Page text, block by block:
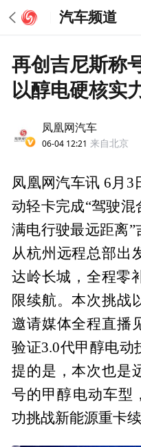
汽车频道
再创吉尼斯称
以醇电硬核实
凤凰网汽车
06-04 12:21 来自北京
凤凰网汽车讯 6月
动轻卡完成“驾驶
满电行驶最远距离
从杭州远程总部出
达岭长城，全程零
限续航。本次挑战
邀请媒体全程直播
验证3.0代甲醇电动
提的是，本次也是
号的甲醇电动车型
功挑战新能源重卡